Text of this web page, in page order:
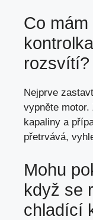
Co
rozsvítí?
Nejprve
vypněte
kapaliny a
přetrvává,
Mohu
když se
chladící